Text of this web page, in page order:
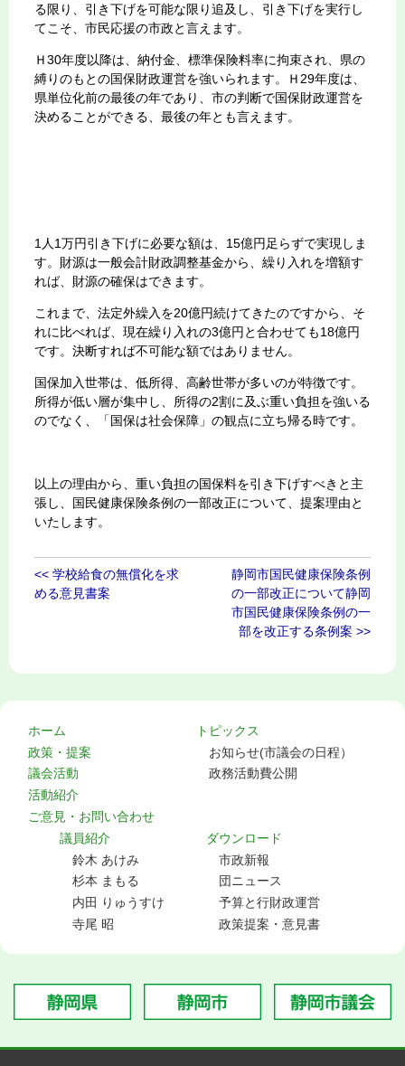
る限り、引き下げを可能な限り追及し、引き下げを実行し
てこそ、市民応援の市政と言えます。
Ｈ30年度以降は、納付金、標準保険料率に拘束され、県の
縛りのもとの国保財政運営を強いられます。Ｈ29年度は、
県単位化前の最後の年であり、市の判断で国保財政運営を
決めることができる、最後の年とも言えます。
1人1万円引き下げに必要な額は、15億円足らずで実現しま
す。財源は一般会計財政調整基金から、繰り入れを増額す
れば、財源の確保はできます。
これまで、法定外繰入を20億円続けてきたのですから、そ
れに比べれば、現在繰り入れの3億円と合わせても18億円
です。決断すれば不可能な額ではありません。
国保加入世帯は、低所得、高齢世帯が多いのが特徴です。
所得が低い層が集中し、所得の2割に及ぶ重い負担を強いる
のでなく、「国保は社会保障」の観点に立ち帰る時です。
以上の理由から、重い負担の国保料を引き下げすべきと主
張し、国民健康保険条例の一部改正について、提案理由と
いたします。
<< 学校給食の無償化を求
める意見書案
静岡市国民健康保険条例
の一部改正について静岡
市国民健康保険条例の一
部を改正する条例案 >>
ホーム
政策・提案
議会活動
活動紹介
ご意見・お問い合わせ
トピックス
お知らせ(市議会の日程）
政務活動費公開
議員紹介
鈴木 あけみ
杉本 まもる
内田 りゅうすけ
寺尾 昭
ダウンロード
市政新報
団ニュース
予算と行財政運営
政策提案・意見書